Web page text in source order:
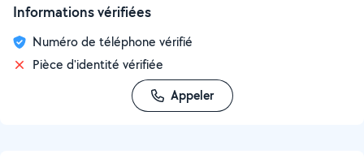
Informations vérifiées
Numéro de téléphone vérifié
Pièce d'identité vérifiée
Appeler